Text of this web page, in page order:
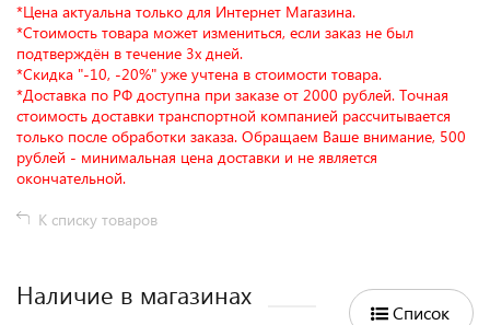
*Цена актуальна только для Интернет Магазина.
*Стоимость товара может измениться, если заказ не был
подтверждён в течение 3х дней.
*Скидка "-10, -20%" уже учтена в стоимости товара.
*Доставка по РФ доступна при заказе от 2000 рублей. Точная
стоимость доставки транспортной компанией рассчитывается
только после обработки заказа. Обращаем Ваше внимание, 500
рублей - минимальная цена доставки и не является
окончательной.
К списку товаров
Наличие в магазинах
Список